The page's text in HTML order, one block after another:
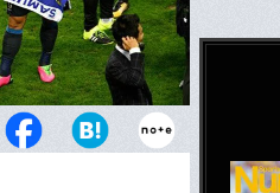
戦、本田と香川に出番は